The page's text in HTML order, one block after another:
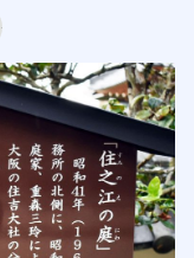
Next